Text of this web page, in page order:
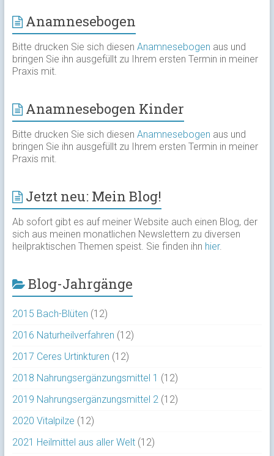
Anamnesebogen
Bitte drucken Sie sich diesen Anamnesebogen aus und
bringen Sie ihn ausgefüllt zu Ihrem ersten Termin in meiner
Praxis mit.
Anamnesebogen Kinder
Bitte drucken Sie sich diesen Anamnesebogen aus und
bringen Sie ihn ausgefüllt zu Ihrem ersten Termin in meiner
Praxis mit.
Jetzt neu: Mein Blog!
Ab sofort gibt es auf meiner Website auch einen Blog, der
sich aus meinen monatlichen Newslettern zu diversen
heilpraktischen Themen speist. Sie finden ihn hier.
Blog-Jahrgänge
2015 Bach-Blüten (12)
2016 Naturheilverfahren (12)
2017 Ceres Urtinkturen (12)
2018 Nahrungsergänzungsmittel 1 (12)
2019 Nahrungsergänzungsmittel 2 (12)
2020 Vitalpilze (12)
2021 Heilmittel aus aller Welt(12)